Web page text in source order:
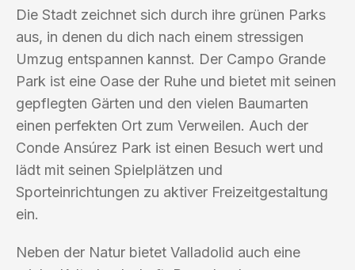
Die Stadt zeichnet sich durch ihre grünen Parks
aus, in denen du dich nach einem stressigen
Umzug entspannen kannst. Der Campo Grande
Park ist eine Oase der Ruhe und bietet mit seinen
gepflegten Gärten und den vielen Baumarten
einen perfekten Ort zum Verweilen. Auch der
Conde Ansúrez Park ist einen Besuch wert und
lädt mit seinen Spielplätzen und
Sporteinrichtungen zu aktiver Freizeitgestaltung
ein.
Neben der Natur bietet Valladolid auch eine